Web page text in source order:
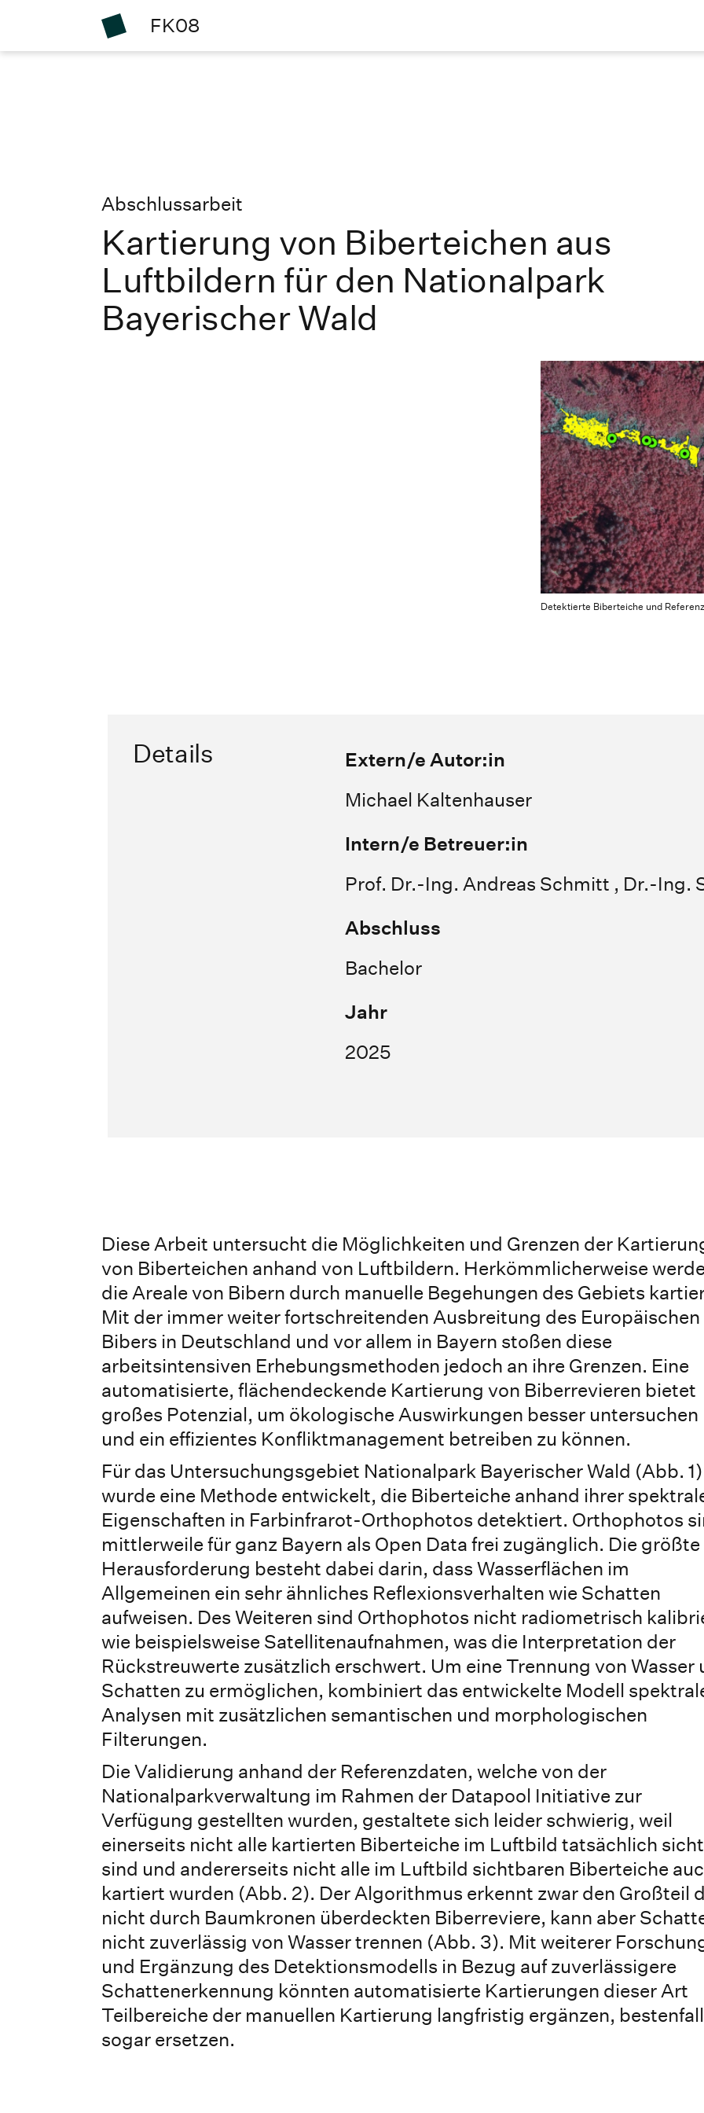
FK08
Abschlussarbeit
Kartierung von Biberteichen aus
Luftbildern für den Nationalpark
Bayerischer Wald
Detektierte Biberteiche und
Details
Extern/e Autor:in
Michael Kaltenhauser
Intern/e Betreuer:in
Prof. Dr.-Ing. Andreas Schmitt , Dr.-Ing.
Abschluss
Bachelor
Jahr
2025
Diese Arbeit untersucht die Möglichkeiten und Grenzen der
von Biberteichen anhand von Luftbildern. Herkömmlicherweise
die Areale von Bibern durch manuelle Begehungen des Gebiets
Mit der immer weiter fortschreitenden Ausbreitung des Europäischen
Bibers in Deutschland und vor allem in Bayern stoßen diese
arbeitsintensiven Erhebungsmethoden jedoch an ihre Grenzen. Eine
automatisierte, flächendeckende Kartierung von Biberrevieren bietet
großes Potenzial, um ökologische Auswirkungen besser untersuchen
und ein effizientes Konfliktmanagement betreiben zu können.
Für das Untersuchungsgebiet Nationalpark Bayerischer Wald (Abb. 1)
wurde eine Methode entwickelt, die Biberteiche anhand ihrer
Eigenschaften in Farbinfrarot-Orthophotos detektiert. Orthophotos
mittlerweile für ganz Bayern als Open Data frei zugänglich. Die größte
Herausforderung besteht dabei darin, dass Wasserflächen im
Allgemeinen ein sehr ähnliches Reflexionsverhalten wie Schatten
aufweisen. Des Weiteren sind Orthophotos nicht radiometrisch
wie beispielsweise Satellitenaufnahmen, was die Interpretation der
Rückstreuwerte zusätzlich erschwert. Um eine Trennung von Wasser
Schatten zu ermöglichen, kombiniert das entwickelte Modell
Analysen mit zusätzlichen semantischen und morphologischen
Filterungen.
Die Validierung anhand der Referenzdaten, welche von der
Nationalparkverwaltung im Rahmen der Datapool Initiative zur
Verfügung gestellten wurden, gestaltete sich leider schwierig, weil
einerseits nicht alle kartierten Biberteiche im Luftbild tatsächlich
sind und andererseits nicht alle im Luftbild sichtbaren Biberteiche
kartiert wurden (Abb. 2). Der Algorithmus erkennt zwar den Großteil
nicht durch Baumkronen überdeckten Biberreviere, kann aber
nicht zuverlässig von Wasser trennen (Abb. 3). Mit weiterer
und Ergänzung des Detektionsmodells in Bezug auf zuverlässigere
Schattenerkennung könnten automatisierte Kartierungen dieser Art
Teilbereiche der manuellen Kartierung langfristig ergänzen,
sogar ersetzen.